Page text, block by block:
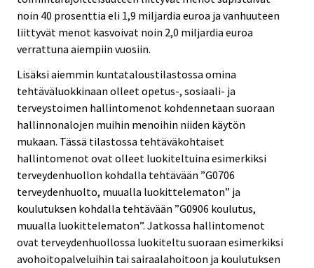
noin 40 prosenttia eli 1,9 miljardia euroa ja vanhuuteen
liittyvät menot kasvoivat noin 2,0 miljardia euroa
verrattuna aiempiin vuosiin.
Lisäksi aiemmin kuntataloustilastossa omina
tehtäväluokkinaan olleet opetus-, sosiaali- ja
terveystoimen hallintomenot kohdennetaan suoraan
hallinnonalojen muihin menoihin niiden käytön
mukaan. Tässä tilastossa tehtäväkohtaiset
hallintomenot ovat olleet luokiteltuina esimerkiksi
terveydenhuollon kohdalla tehtävään ”G0706
terveydenhuolto, muualla luokittelematon” ja
koulutuksen kohdalla tehtävään ”G0906 koulutus,
muualla luokittelematon”. Jatkossa hallintomenot
ovat terveydenhuollossa luokiteltu suoraan esimerkiksi
avohoitopalveluihin tai sairaalahoitoon ja koulutuksen